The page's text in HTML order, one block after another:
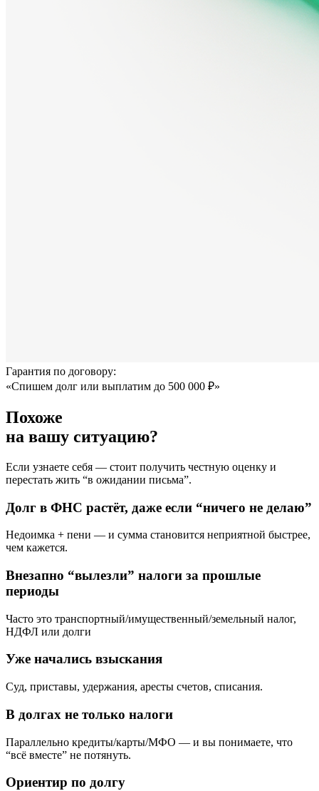
Гарантия по договору:
«Спишем долг или выплатим до 500 000 ₽»
Похоже
на вашу ситуацию?
Если узнаете себя — стоит получить честную оценку и
перестать жить “в ожидании письма”.
Долг в ФНС растёт, даже если “ничего не делаю”
Недоимка + пени — и сумма становится неприятной быстрее,
чем кажется.
Внезапно “вылезли” налоги за прошлые
периоды
Часто это транспортный/имущественный/земельный налог,
НДФЛ или долги
Уже начались взыскания
Суд, приставы, удержания, аресты счетов, списания.
В долгах не только налоги
Параллельно кредиты/карты/МФО — и вы понимаете, что
“всё вместе” не потянуть.
Ориентир по долгу